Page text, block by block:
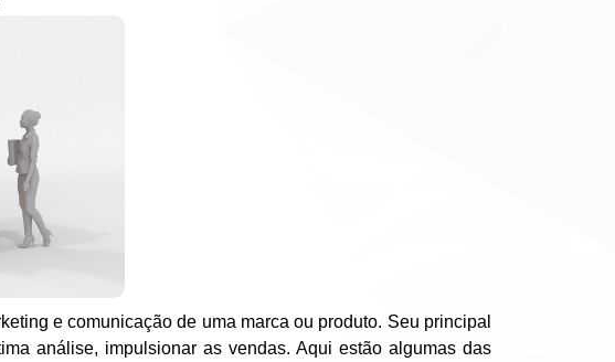
e comunicação de uma marca ou produto. Seu principal
análise, impulsionar as vendas. Aqui estão algumas das